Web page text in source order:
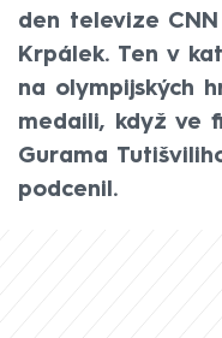
den televize CNN
Krpálek. Ten v
na olympijských
medaili, když ve
Gurama
podcenil.